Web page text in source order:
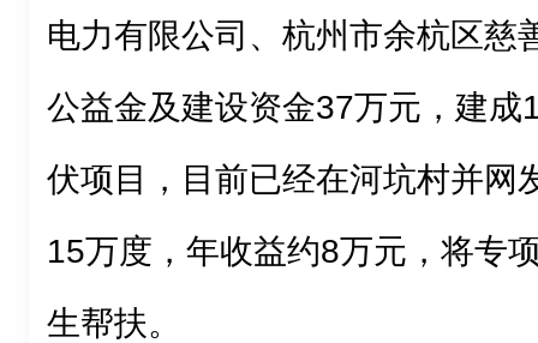
电力有限公司、杭州市余杭区慈
公益金及建设资金37万元，建成
伏项目，目前已经在河坑村并网
15万度，年收益约8万元，将专
生帮扶。